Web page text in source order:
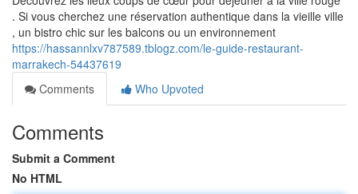
. Si vous cherchez une réservation authentique dans la vieille ville
, un bistro chic sur les balcons ou un environnement
https://hassannlxv787589.tblogz.com/le-guide-restaurant-
marrakech-54437619
Comments
Who Upvoted
Comments
Submit a Comment
No HTML